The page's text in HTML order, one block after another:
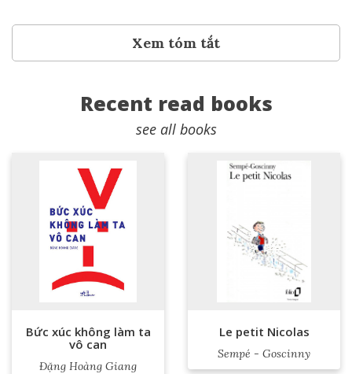
Xem tóm tắt
Recent read books
see all books
Bức xúc không làm ta
vô can
Đặng Hoàng Giang
Le petit Nicolas
Sempé - Goscinny